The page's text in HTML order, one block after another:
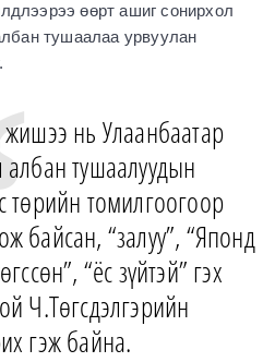
өөрт ашиг сонирхол
тушаалаа урвуулан
нь Улаанбаатар
тушаалуудын
төрийн томилгоогоор
байсан, “залуу”, “Японд
“ёс зүйтэй” гэх
Ч.Төгсдэлгэрийн
гэж байна.